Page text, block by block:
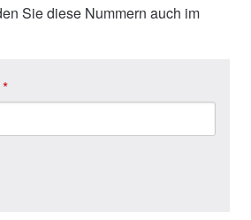
Sie diese Nummern auch im